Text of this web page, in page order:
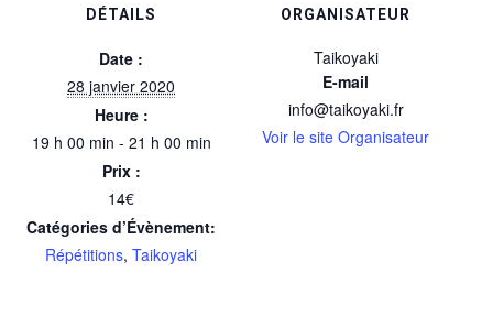
DÉTAILS
Date :
28 janvier 2020
Heure :
19 h 00 min - 21 h 00 min
Prix :
14€
Catégories d’Évènement:
Répétitions, Taikoyaki
ORGANISATEUR
Taikoyaki
E-mail
info@taikoyaki.fr
Voir le site Organisateur